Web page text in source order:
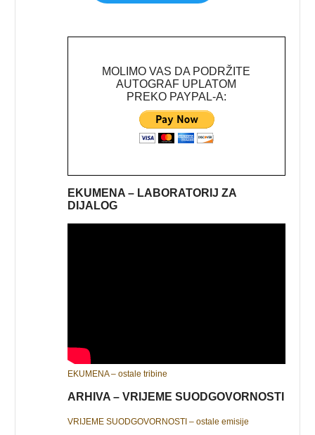
MOLIMO VAS DA PODRŽITE
AUTOGRAF UPLATOM
PREKO PAYPAL-A:
EKUMENA – LABORATORIJ ZA
DIJALOG
EKUMENA – ostale tribine
ARHIVA – VRIJEME SUODGOVORNOSTI
VRIJEME SUODGOVORNOSTI – ostale emisije